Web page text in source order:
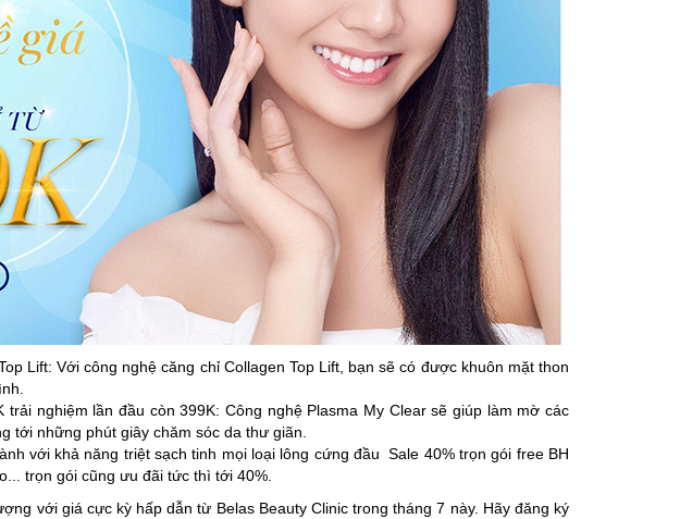
Lift: Với công nghệ căng chỉ Collagen Top Lift, bạn sẽ có được khuôn mặt thon
trải nghiệm lần đầu còn 399K: Công nghệ Plasma My Clear sẽ giúp làm mờ các
tới những phút giây chăm sóc da thư giãn.
với khả năng triệt sạch tinh mọi loại lông cứng đầu Sale 40% trọn gói free BH
trọn gói cũng ưu đãi tức thì tới 40%.
với giá cực kỳ hấp dẫn từ Belas Beauty Clinic trong tháng 7 này. Hãy đăng ký